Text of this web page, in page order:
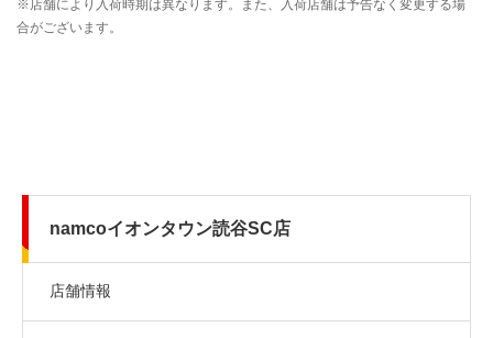
namcoイオンタウン読谷SC店
店舗情報